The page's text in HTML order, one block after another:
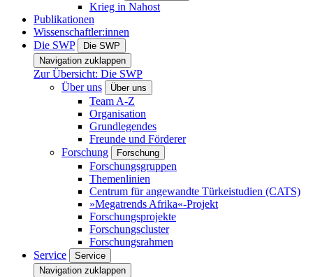
Krieg in Nahost
Publikationen
Wissenschaftler:innen
Die SWP
Die SWP
Navigation zuklappen
Zur Übersicht: Die SWP
Über uns
Über uns
Team A-Z
Organisation
Grundlegendes
Freunde und Förderer
Forschung
Forschung
Forschungsgruppen
Themenlinien
Centrum für angewandte Türkeistudien (CATS)
»Megatrends Afrika«-Projekt
Forschungsprojekte
Forschungscluster
Forschungsrahmen
Service
Service
Navigation zuklappen